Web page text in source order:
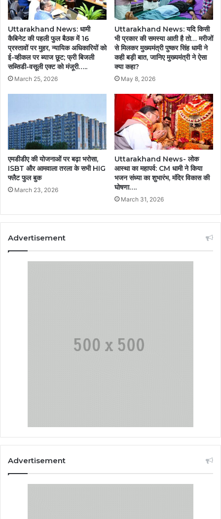
Uttarakhand News: धामी
कैबिनेट की पहली फुल बैठक में 16
प्रस्तावों पर मुहर, न्यायिक अधिकारियों को
ई-व्हीकल पर ब्याज छूट; फ्री बिजली
सब्सिडी-वसूली एक्ट को मंजूरी…..
March 25, 2026
Uttarakhand News: यदि किसी
भी प्रकार की समस्या आती है तो… मरीजों
से मिलकर मुख्यमंत्री पुष्कर सिंह धामी ने
कही बड़ी बात, जानिए मुख्यमंत्री ने ऐसा
क्या कहा?
May 8, 2026
एमडीडीए की योजनाओं पर बढ़ा भरोसा,
ISBT और आमवाला तरला के सभी HIG
फ्लैट फुल बुक
March 23, 2026
Uttarakhand News- लोक
आस्था का महापर्व: CM धामी ने किया
भजन संध्या का शुभारंभ, मंदिर विकास की
घोषणा….
March 31, 2026
Advertisement
Advertisement